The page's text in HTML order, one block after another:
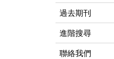
過去期刊
進階搜尋
聯絡我們